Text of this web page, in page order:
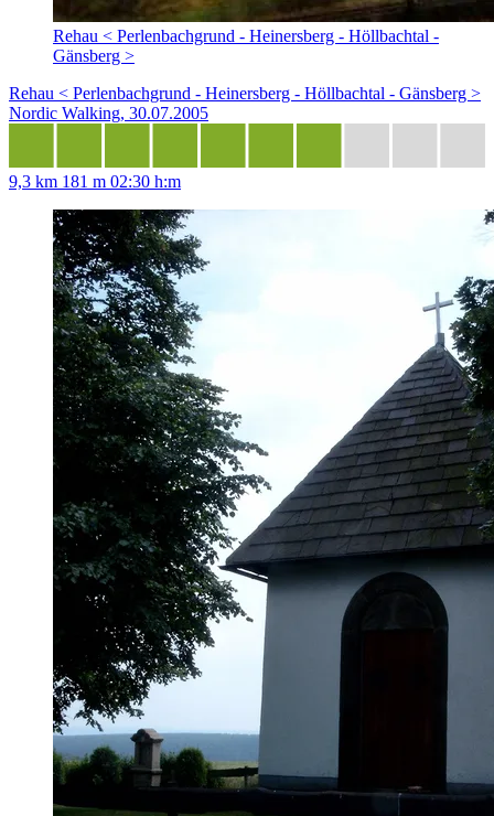
Rehau < Perlenbachgrund - Heinersberg - Höllbachtal -
Gänsberg >
Rehau < Perlenbachgrund - Heinersberg - Höllbachtal - Gänsberg >
Nordic Walking, 30.07.2005
9,3 km 181 m 02:30 h:m